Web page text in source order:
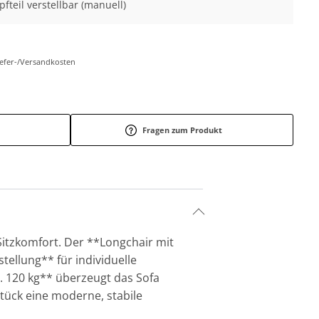
verstellbar (manuell)
Versandkosten
Fragen zum Produkt
Der **Longchair mit
für individuelle
kg** überzeugt das Sofa
eine moderne, stabile